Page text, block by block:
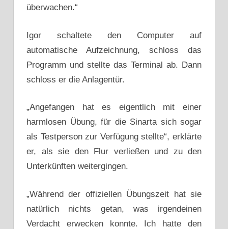
überwachen.“
Igor schaltete den Computer auf
automatische Aufzeichnung, schloss das
Programm und stellte das Terminal ab. Dann
schloss er die Anlagentür.
„Angefangen hat es eigentlich mit einer
harmlosen Übung, für die Sinarta sich sogar
als Testperson zur Verfügung stellte“, erklärte
er, als sie den Flur verließen und zu den
Unterkünften weitergingen.
„Während der offiziellen Übungszeit hat sie
natürlich nichts getan, was irgendeinen
Verdacht erwecken konnte. Ich hatte den